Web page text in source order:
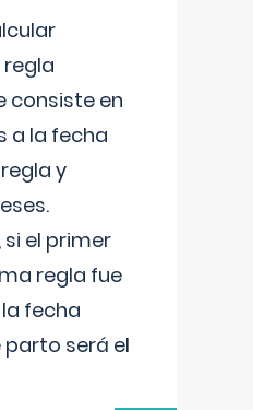
consiste en
a la fecha
y
si el primer
regla fue
la fecha
será el